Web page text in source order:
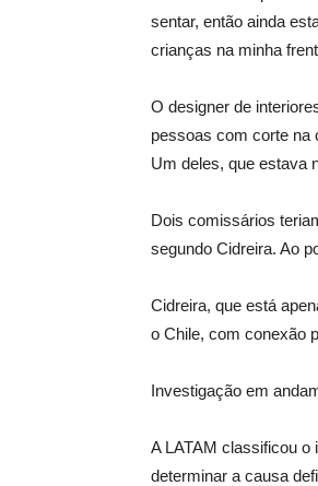
sentar, então ainda
crianças na minha
O designer de
pessoas com corte na
Um deles, que estava
Dois comissários
segundo Cidreira. Ao
Cidreira, que está
o Chile, com conexão
Investigação em
A LATAM classificou o
determinar a causa